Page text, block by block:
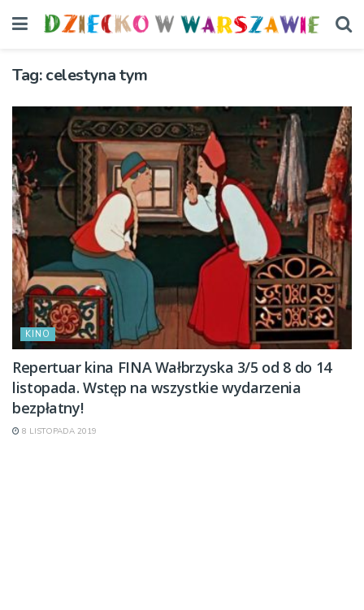
Tag:celestyna tym
KINO
Repertuar kina FINA Wałbrzyska 3/5 od 8 do 14
listopada. Wstęp na wszystkie wydarzenia
bezpłatny!
8 LISTOPADA 2019